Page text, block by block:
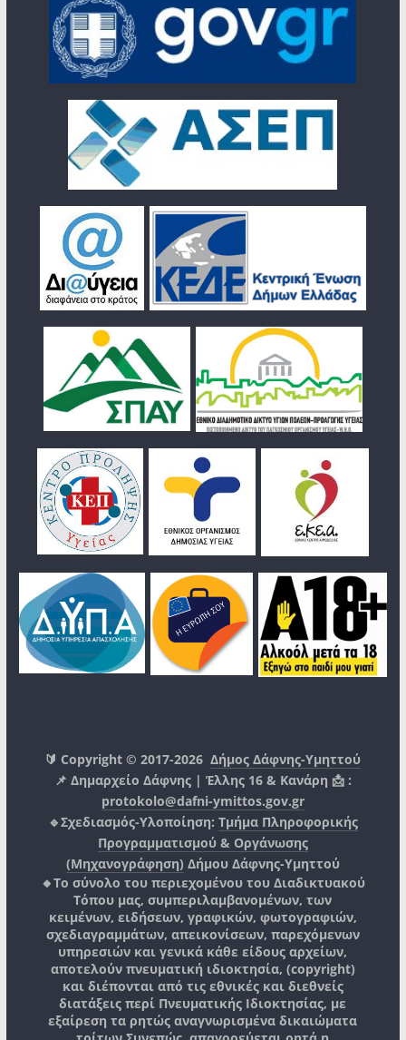
🔰 Copyright © 2017-2026Δήμος Δάφνης-Υμηττού
📌 Δημαρχείο Δάφνης | Έλλης 16 & Κανάρη 📩 :
protokolo@dafni-ymittos.gov.gr
🔹Σχεδιασμός-Υλοποίηση: Τμήμα Πληροφορικής
Προγραμματισμού & Οργάνωσης
(Μηχανογράφηση) Δήμου Δάφνης-Υμηττού
🔸Το σύνολο του περιεχομένου του Διαδικτυακού
Τόπου μας, συμπεριλαμβανομένων, των
κειμένων, ειδήσεων, γραφικών, φωτογραφιών,
σχεδιαγραμμάτων, απεικονίσεων, παρεχόμενων
υπηρεσιών και γενικά κάθε είδους αρχείων,
αποτελούν πνευματική ιδιοκτησία, (copyright)
και διέπονται από τις εθνικές και διεθνείς
διατάξεις περί Πνευματικής Ιδιοκτησίας, με
εξαίρεση τα ρητώς αναγνωρισμένα δικαιώματα